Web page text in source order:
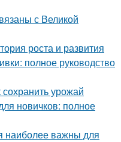
с Великой
роста и развития
полное руководство
урожай
новичков: полное
наиболее важны для